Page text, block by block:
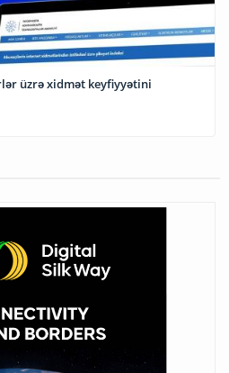
üzrə xidmət keyfiyyətini